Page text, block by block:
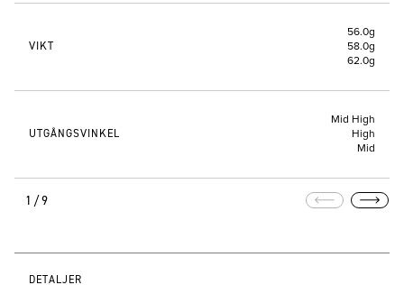
VIKT
56.0g
58.0g
62.0g
UTGÅNGSVINKEL
Mid High
High
Mid
1/9
DETALJER